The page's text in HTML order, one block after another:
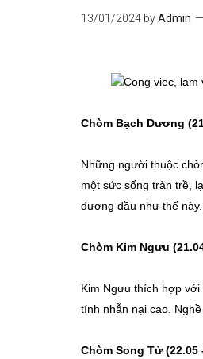
13/01/2024 byAdmin
Chòm Bạch Dương
Những người thuộc
một sức sống tràn trề,
đương đầu như thế này.
Chòm Kim Ngưu
Kim Ngưu thích hợp
tính nhẫn nại cao.
Chòm Song Tử (22.05